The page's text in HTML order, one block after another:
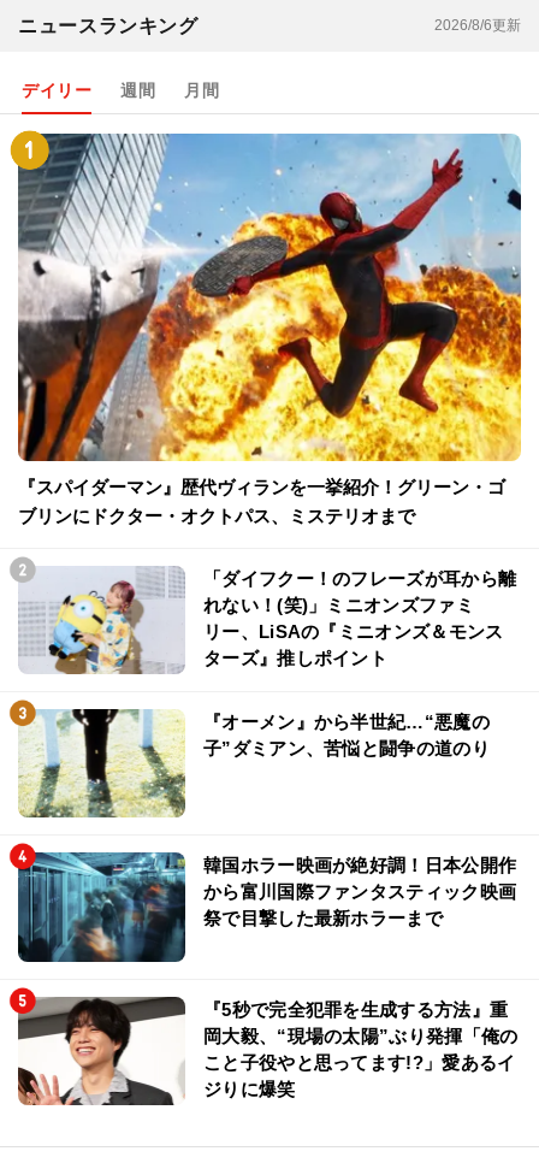
ニュースランキング 2026/8/6更新
デイリー 週間 月間
『スパイダーマン』歴代ヴィランを一挙紹介！グリーン・ゴ
ブリンにドクター・オクトパス、ミステリオまで
「ダイフクー！のフレーズが耳から離
れない！(笑)」ミニオンズファミ
リー、LiSAの『ミニオンズ＆モンス
ターズ』推しポイント
『オーメン』から半世紀…“悪魔の
子”ダミアン、苦悩と闘争の道のり
韓国ホラー映画が絶好調！日本公開作
から富川国際ファンタスティック映画
祭で目撃した最新ホラーまで
『5秒で完全犯罪を生成する方法』重
岡大毅、“現場の太陽”ぶり発揮「俺の
こと子役やと思ってます!?」愛あるイ
ジりに爆笑